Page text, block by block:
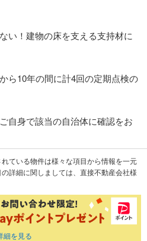
い！建物の床を支える支持材に
ら10年の間に計4回の定期点検の
自身で該当の自治体に確認をお
ている物件は様々な項目から情報を一元
詳細に関しましては、直接不動産会社様
細を見る